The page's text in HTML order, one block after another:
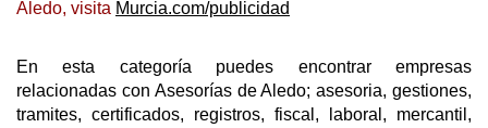
Aledo, visita Murcia.com/publicidad
En esta categoría puedes encontrar empresas
relacionadas con Asesorías de Aledo; asesoria, gestiones,
tramites, certificados, registros, fiscal, laboral, mercantil,